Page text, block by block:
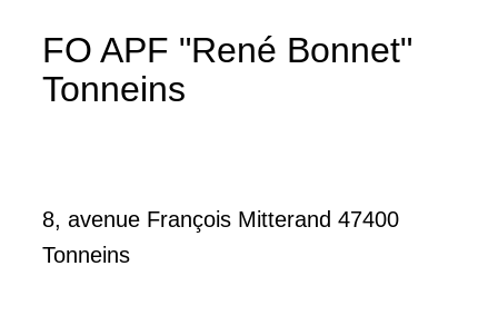
FO APF "René Bonnet"
Tonneins
8, avenue François Mitterand 47400
Tonneins